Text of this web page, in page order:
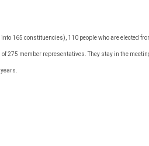
165 constituencies), 110 people who are elected
275 member representatives. They stay in the